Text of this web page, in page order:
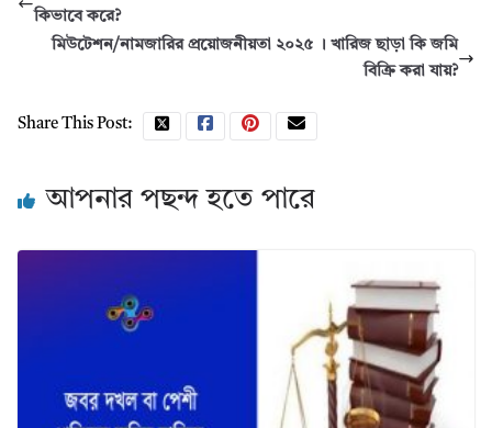
কিভাবে করে?
মিউটেশন/নামজারির প্রয়োজনীয়তা ২০২৫ । খারিজ ছাড়া কি জমি
বিক্রি করা যায়?
Share This Post:
আপনার পছন্দ হতে পারে